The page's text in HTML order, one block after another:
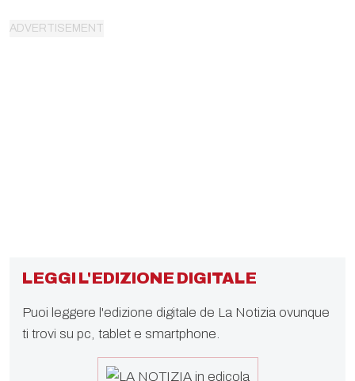
LEGGI L'EDIZIONE DIGITALE
Puoi leggere l'edizione digitale de La Notizia ovunque
ti trovi su pc, tablet e smartphone.